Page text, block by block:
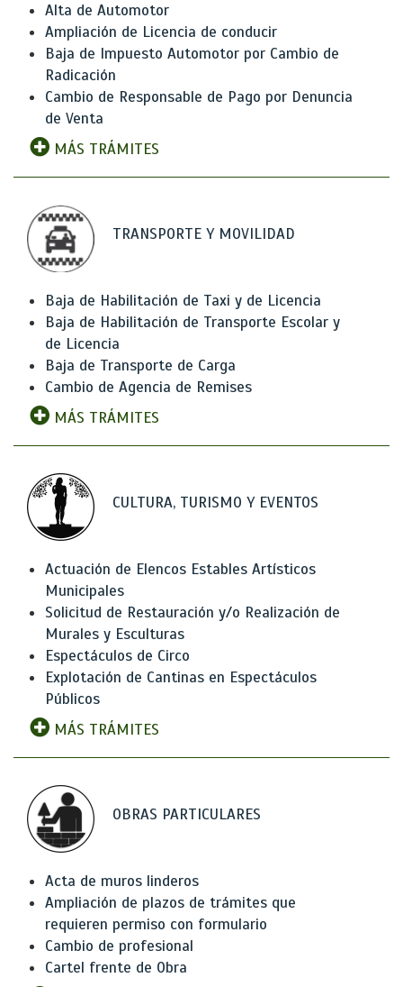
Alta de Automotor
Ampliación de Licencia de conducir
Baja de Impuesto Automotor por Cambio de
Radicación
Cambio de Responsable de Pago por Denuncia
de Venta
MÁS TRÁMITES
TRANSPORTE Y MOVILIDAD
Baja de Habilitación de Taxi y de Licencia
Baja de Habilitación de Transporte Escolar y
de Licencia
Baja de Transporte de Carga
Cambio de Agencia de Remises
MÁS TRÁMITES
CULTURA, TURISMO Y EVENTOS
Actuación de Elencos Estables Artísticos
Municipales
Solicitud de Restauración y/o Realización de
Murales y Esculturas
Espectáculos de Circo
Explotación de Cantinas en Espectáculos
Públicos
MÁS TRÁMITES
OBRAS PARTICULARES
Acta de muros linderos
Ampliación de plazos de trámites que
requieren permiso con formulario
Cambio de profesional
Cartel frente de Obra